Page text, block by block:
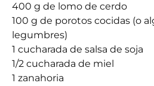
400 g de lomo de cerdo
100 g de porotos cocidas (o
legumbres)
1 cucharada de salsa de soja
1/2 cucharada de miel
1 zanahoria